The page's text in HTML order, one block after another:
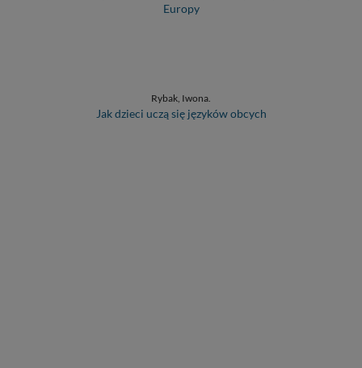
Europy
Rybak, Iwona.
Jak dzieci uczą się języków obcych